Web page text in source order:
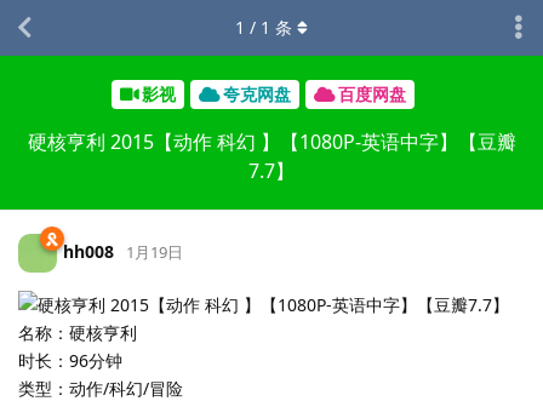
影视 夸克网盘 百度网盘
硬核亨利 2015【动作 科幻 】【1080P-英语中字】【豆瓣
7.7】
1 / 1 条
hh008 1月19日
名称：硬核亨利
时长：96分钟
类型：动作/科幻/冒险